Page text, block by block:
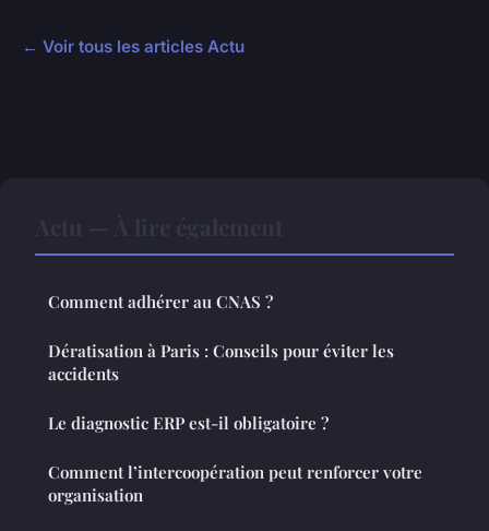
← Voir tous les articles Actu
Comment adhérer au CNAS ?
Dératisation à Paris : Conseils pour éviter les
accidents
Le diagnostic ERP est-il obligatoire ?
Comment l’intercoopération peut renforcer votre
organisation